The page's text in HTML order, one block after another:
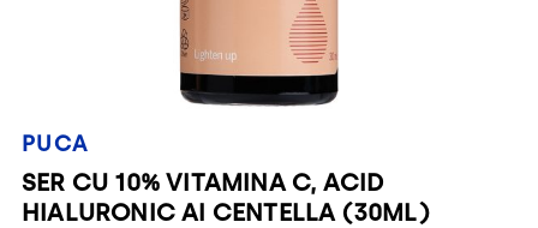
PUCA
SER CU 10% VITAMINA C, ACID
HIALURONIC AI CENTELLA (30ML)